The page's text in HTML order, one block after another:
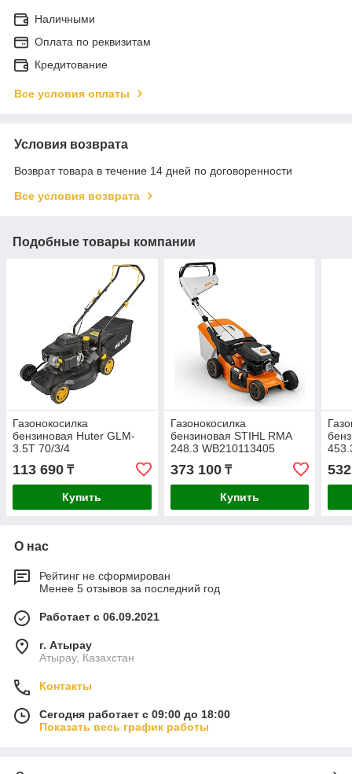
Наличными
Оплата по реквизитам
Кредитование
Все условия оплаты
Условия возврата
Возврат товара в течение 14 дней по договоренности
Все условия возврата
Подобные товары компании
Газонокосилка
бензиновая Huter GLM-
3.5T 70/3/4
113 690 ₸
Купить
Газонокосилка
бензиновая STIHL RMA
248.3 WB210113405
373 100₸
Купить
О нас
Рейтинг не сформирован
Менее 5 отзывов за последний год
Работает с 06.09.2021
г. Атырау
Атырау, Казахстан
Контакты
Сегодня работает с 09:00 до 18:00
Показать весь график работы